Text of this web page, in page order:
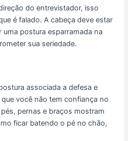
do entrevistador, isso
é falado. A cabeça deve estar
uma postura esparramada na
sua seriedade.
associada a defesa e
você não tem confiança no
pernas e braços mostram
ficar batendo o pé no chão,